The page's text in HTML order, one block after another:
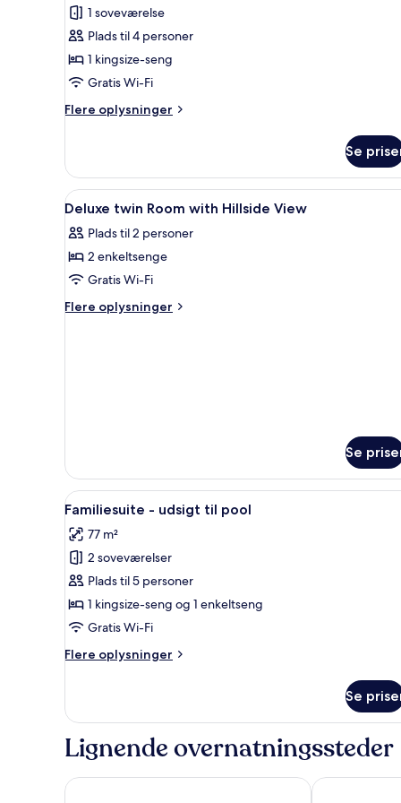
værelse
-
1
kingsize-
seng
1 soveværelse
Plads til 4 personer
1 kingsize-seng
Gratis Wi-Fi
Flere oplysninger
Flere
værelse
1
seng
Se
Indlæs
alle
billeder
af
Deluxe
twin
Gratis produkter i minibaren,
5
Deluxe twin Room with Hillside View
Plads til 2 personer
2 enkeltsenge
Gratis Wi-Fi
Flere oplysninger
Flere
Se
Indlæs
alle
billeder
af
Familiesuite
-
udsigt
pool
En stue med en sofa, et
12
Familiesuite - udsigt til pool
77 m²
2 soveværelser
Plads til 5 personer
1 kingsize-seng og 1 enkeltseng
Gratis Wi-Fi
Flere oplysninger
Flere
-
Se
Lignende overnatningssteder
G Hua Hin Resort & Mall iSanook